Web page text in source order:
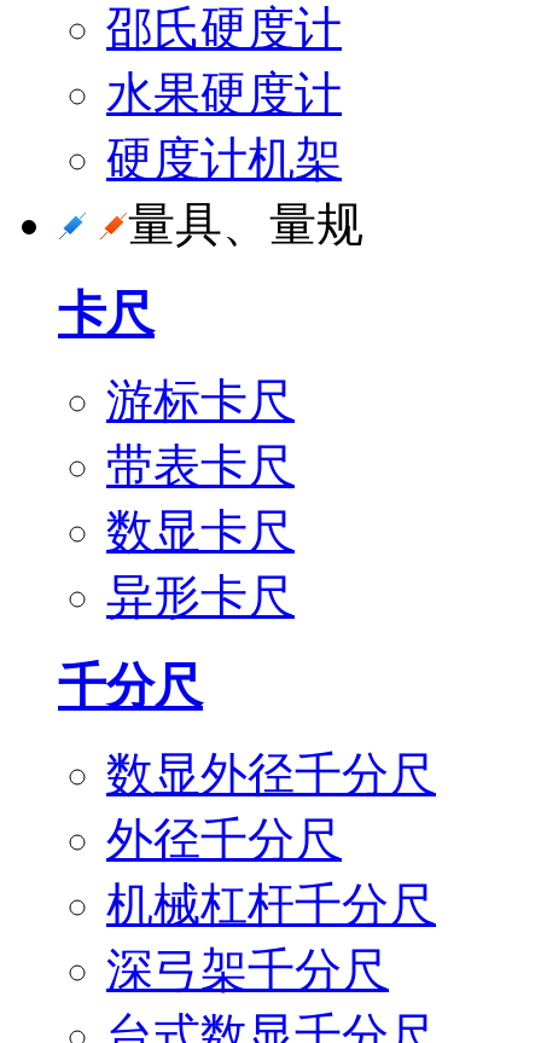
邵氏硬度计
水果硬度计
硬度计机架
量具、量规
卡尺
游标卡尺
带表卡尺
数显卡尺
异形卡尺
千分尺
数显外径千分尺
外径千分尺
机械杠杆千分尺
深弓架千分尺